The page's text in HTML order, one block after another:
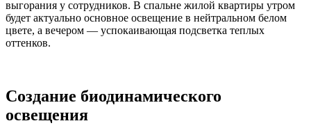
выгорания у сотрудников. В спальне жилой квартиры утром
будет актуально основное освещение в нейтральном белом
цвете, а вечером — успокаивающая подсветка теплых
оттенков.
Создание биодинамического
освещения